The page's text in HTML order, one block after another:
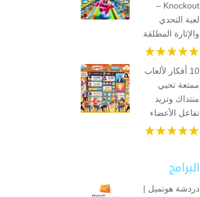
Knockout –
لعبة التحدي
والإثارة المطلقة
10 أفكار لألعاب
ممتعة تحيي
منتداك وتزيد
تفاعل الأعضاء
البرامج
دردشة هوتميل |